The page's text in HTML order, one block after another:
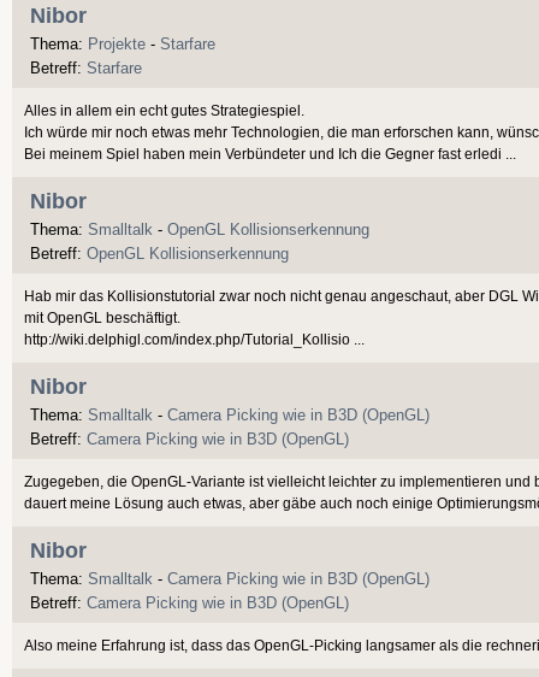
Nibor
Thema: Projekte - Starfare
Betreff: Starfare
Alles in allem ein echt gutes Strategiespiel.
Ich würde mir noch etwas mehr Technologien, die man erforschen kann,
Bei meinem Spiel haben mein Verbündeter und Ich die Gegner fast erledi ...
Nibor
Thema: Smalltalk - OpenGL Kollisionserkennung
Betreff: OpenGL Kollisionserkennung
Hab mir das Kollisionstutorial zwar noch nicht genau angeschaut, aber DGL
mit OpenGL beschäftigt.
http://wiki.delphigl.com/index.php/Tutorial_Kollisio ...
Nibor
Thema: Smalltalk - Camera Picking wie in B3D (OpenGL)
Betreff: Camera Picking wie in B3D (OpenGL)
Zugegeben, die OpenGL-Variante ist vielleicht leichter zu implementieren
dauert meine Lösung auch etwas, aber gäbe auch noch einige
Nibor
Thema: Smalltalk - Camera Picking wie in B3D (OpenGL)
Betreff: Camera Picking wie in B3D (OpenGL)
Also meine Erfahrung ist, dass das OpenGL-Picking langsamer als die